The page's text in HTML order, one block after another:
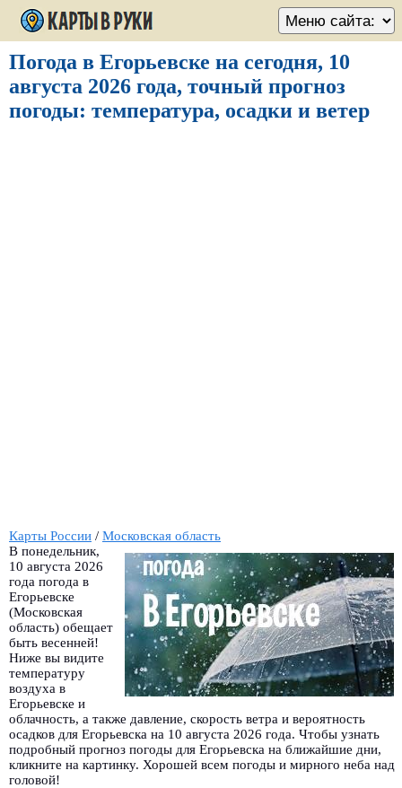
Погода в Егорьевске на сегодня, 10
августа 2026 года, точный прогноз
погоды: температура, осадки и ветер
Карты России / Московская область
В понедельник,
10 августа 2026
года погода в
Егорьевске
(Московская
область) обещает
быть весенней!
Ниже вы видите
температуру
воздуха в
Егорьевске и
облачность, а также давление, скорость ветра и вероятность
осадков для Егорьевска на 10 августа 2026 года. Чтобы узнать
подробный прогноз погоды для Егорьевска на ближайшие дни,
кликните на картинку. Хорошей всем погоды и мирного неба над
головой!